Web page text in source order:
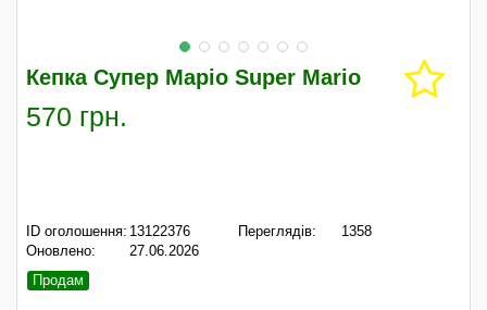
Кепка Супер Маріо Super Mario
570 грн.
ID оголошення: 13122376
Оновлено:
27.06.2026
Переглядів: 1358
Продам